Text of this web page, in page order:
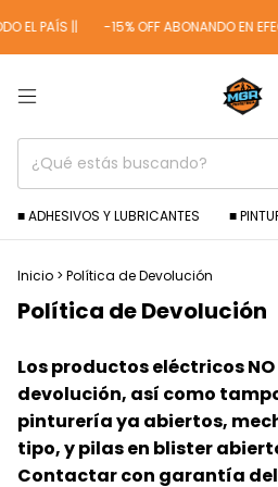
EL PAÍS || -15% OFF ABONANDO EN
■ ADHESIVOS Y LUBRICANTES ■
Inicio > Política de Devolución
Política de Devolución
Los productos eléctricos
devolución, así como
pinturería ya abiertos,
tipo, y pilas en blister
Contactar con garantía